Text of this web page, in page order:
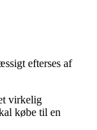
efterses af
virkelig
købe til en